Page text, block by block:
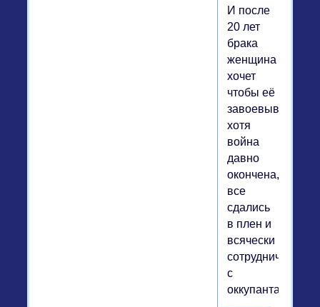
И после
20 лет
брака
женщина
хочет
чтобы её
завоевывали,
хотя
война
давно
окончена,
все
сдались
в плен и
всячески
сотрудничают
с
оккупантами.